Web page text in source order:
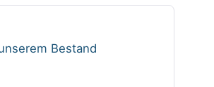
Bestand